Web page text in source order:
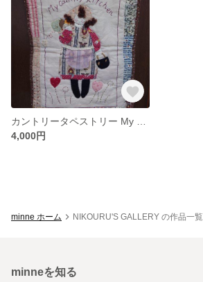
4,000円
minne ホーム NIKOURU'S GALLERY の作品一覧
minneを知る